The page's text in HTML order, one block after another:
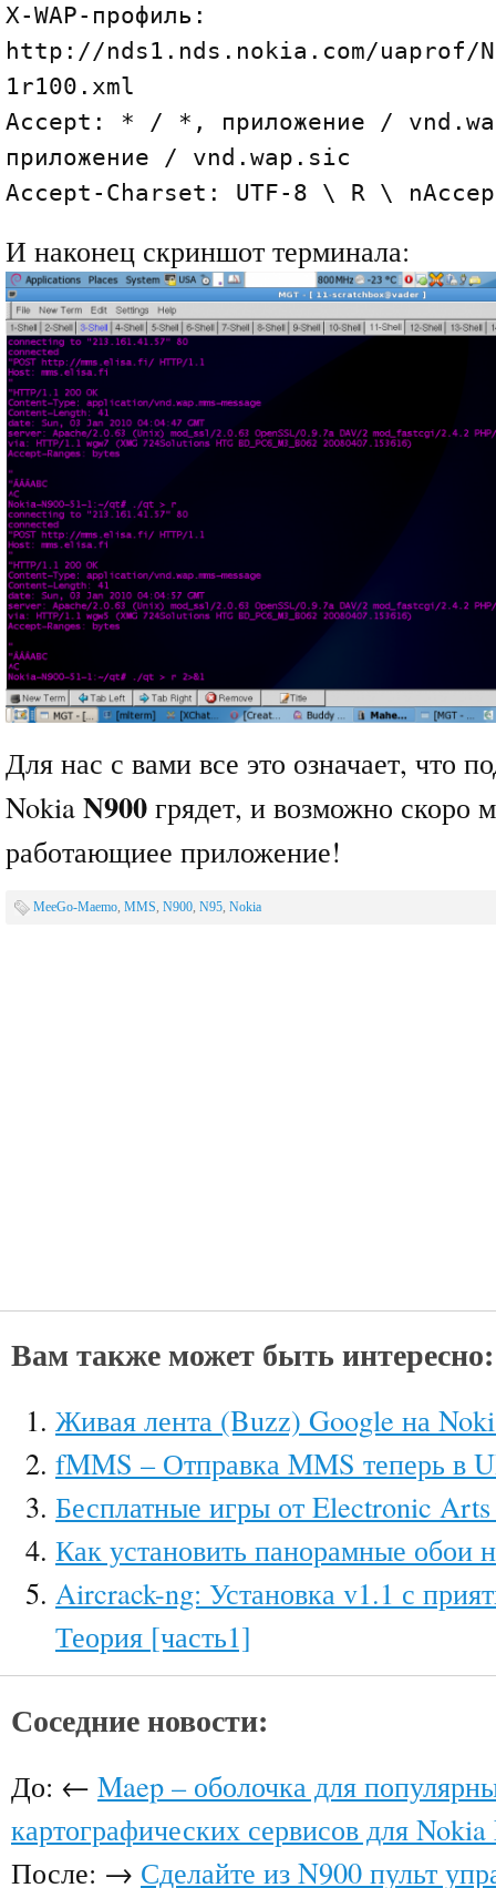
X-WAP-профиль:
http://nds1.nds.nokia.com/uaprof/
1r100.xml
Accept: * / *, приложение /
приложение / vnd.wap.sic
Accept-Charset: UTF-8 \ R \
И наконец скриншот терминала:
Для нас с вами все это означает, что
Nokia N900 грядет, и возможно скоро
работающиее приложение!
MeeGo-Maemo MMS N900 N95 Nokia
Вам также может быть интересно:
Живая лента (Buzz) Google на
fMMS – Отправка MMS теперь в
Бесплатные игры от Electronic
Как установить панорамные обои
Aircrack-ng: Установка v1.1 с
Теория [часть1]
Соседние новости:
До: ← Maep – оболочка для
картографических сервисов для
После: → Сделайте из N900 пульт